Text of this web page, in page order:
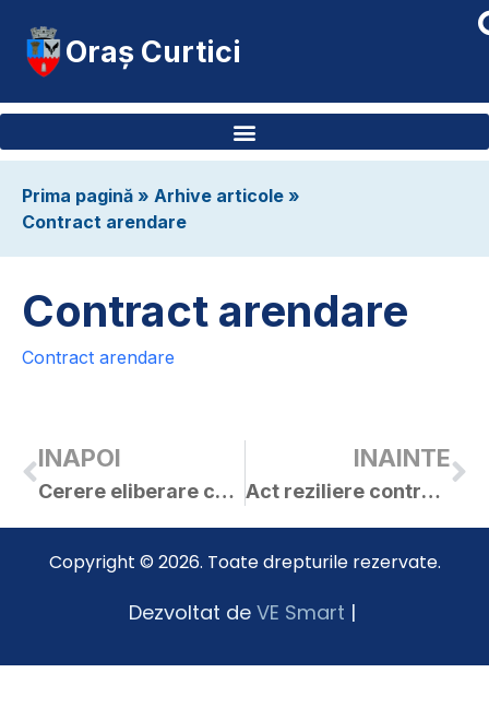
Oraș Curtici
Prima pagină » Arhive articole »
Contract arendare
Contract arendare
Contract arendare
INAPOI
Cerere eliberare carnet comercializare
INAINTE
Act reziliere contract arendare
Copyright © 2026. Toate drepturile rezervate.
Dezvoltat de VE Smart |